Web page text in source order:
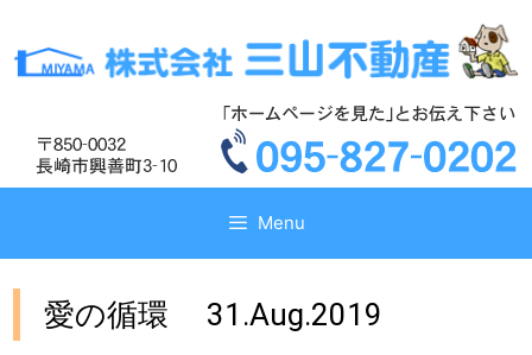
テ
ス
テ
ス
Menu
愛の循環 31.Aug.2019